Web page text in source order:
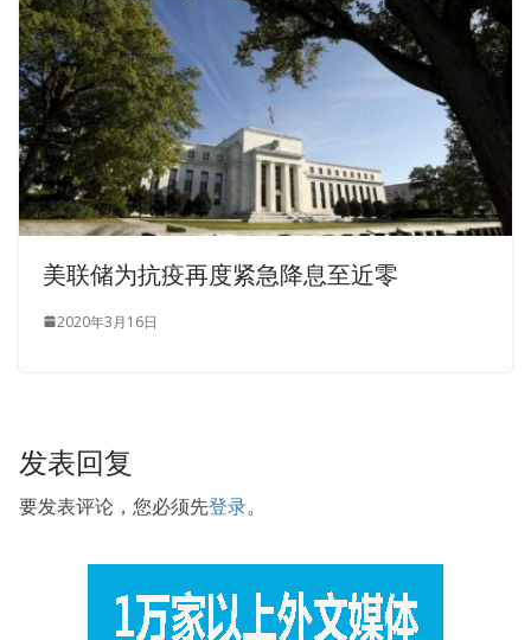
美联储为抗疫再度紧急降息至近零
2020年3月16日
发表回复
要发表评论，您必须先登录。